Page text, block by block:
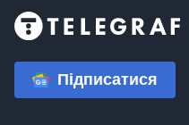
Підписатися